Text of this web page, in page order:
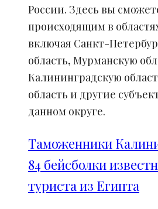
России. Здесь вы
происходящим в
включая Санкт-
область, Мурманскую
Калининградскую
область и другие
данном округе.
Таможенники
84 бейсболки
туриста из Египта